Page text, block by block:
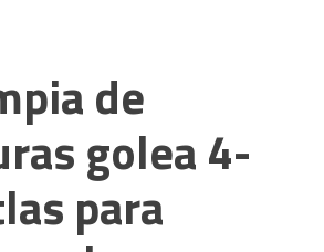
de
golea 4-
para